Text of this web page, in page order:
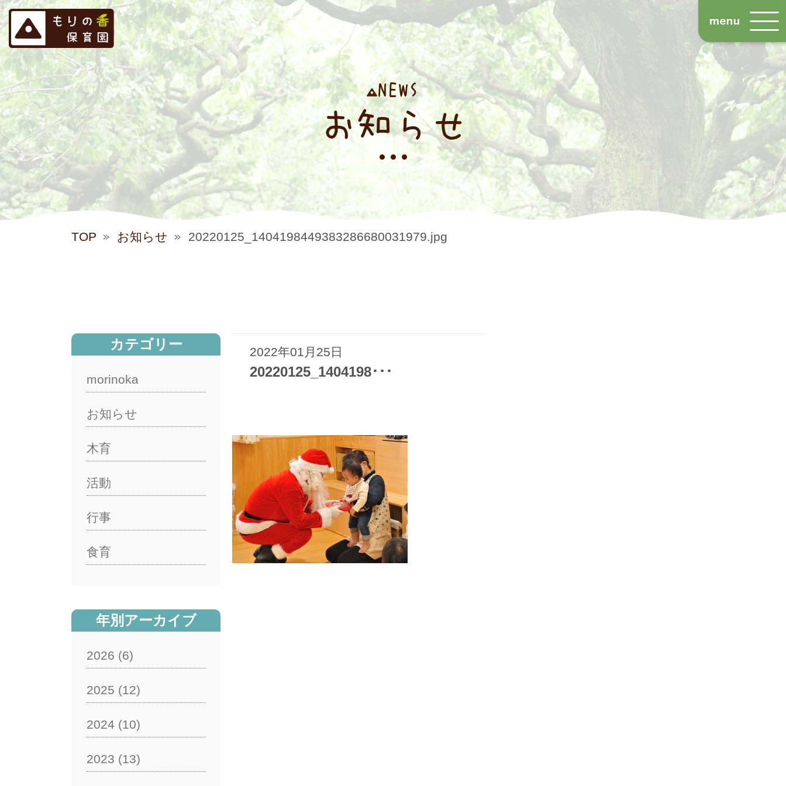
NEWS
お知らせ
TOP お知らせ 20220125_1404198449383286680031979.jpg
2022年01月25日
20220125_1404198･･･
カテゴリー
morinoka
お知らせ
木育
活動
行事
食育
年別アーカイブ
2026 (6)
2025 (12)
2024 (10)
2023 (13)